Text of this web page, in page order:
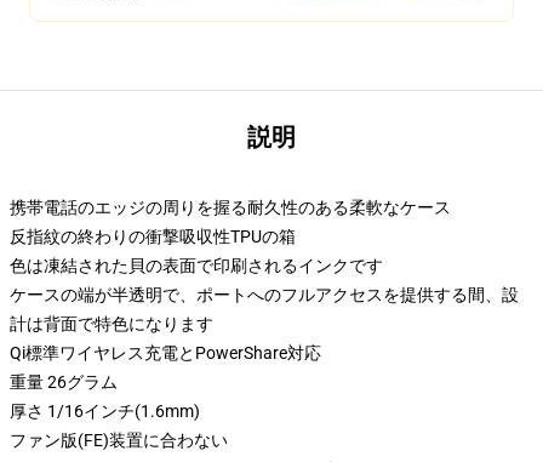
説明
携帯電話のエッジの周りを握る耐久性のある柔軟なケース
反指紋の終わりの衝撃吸収性TPUの箱
色は凍結された貝の表面で印刷されるインクです
ケースの端が半透明で、ポートへのフルアクセスを提供する間、設
計は背面で特色になります
Qi標準ワイヤレス充電とPowerShare対応
重量 26グラム
厚さ 1/16インチ(1.6mm)
ファン版(FE)装置に合わない